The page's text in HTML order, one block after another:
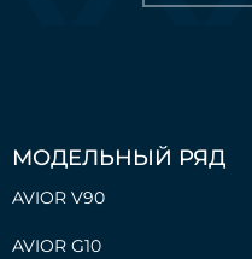
МОДЕЛЬНЫЙ РЯД
AVIOR V90
AVIOR G10